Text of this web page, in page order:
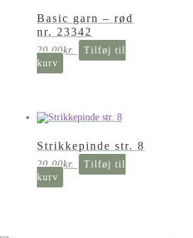
Basic garn – rød
nr. 23342
20,00kr.
Tilføj til
kurv
Strikkepinde str. 8
20,00kr.
Tilføj til
kurv